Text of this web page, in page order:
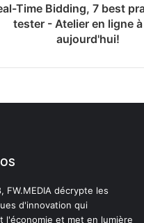
Time Bidding, 7 best
tester - Atelier en ligne à
aujourd'hui!
FW.MEDIA décrypte les
d'innovation qui
l'économie et met en lumière